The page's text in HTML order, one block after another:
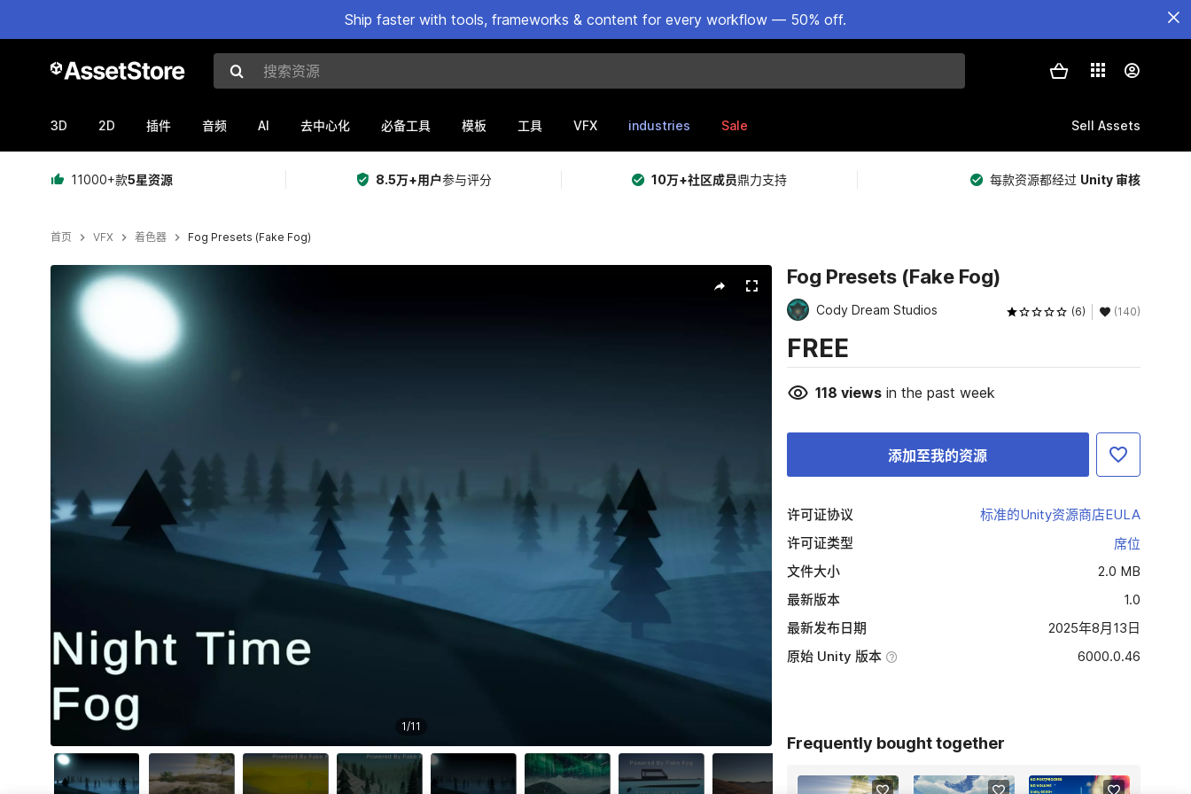
Ship faster with tools, frameworks & content for every workflow — 50% off.
搜索资源
3D 2D 插件 音频 AI 去中心化 必备工具 模板 工具 VFX industries Sale Sell Assets
11000+款5星资源 8.5万+用户参与评分 10万+社区成员鼎力支持 每款资源都经过 Unity 审核
首页 VFX 着色器 Fog Presets (Fake Fog)
当前幻灯片：1 / 11
1/11
Fog Presets (Fake Fog)
Cody Dream Studios (6) (140)
FREE
118 viewsin the past week
添加至我的资源
许可证协议
标准的Unity资源商店EULA
许可证类型
席位
文件大小
2.0 MB
最新版本
1.0
最新发布日期
2025年8月13日
原始 Unity 版本
6000.0.46
Frequently bought together